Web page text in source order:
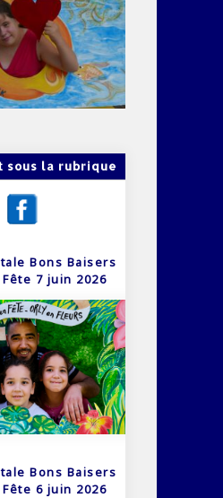
sous la rubrique
Bons Baisers
Fête 7 juin 2026
Bons Baisers
Fête 6 juin 2026